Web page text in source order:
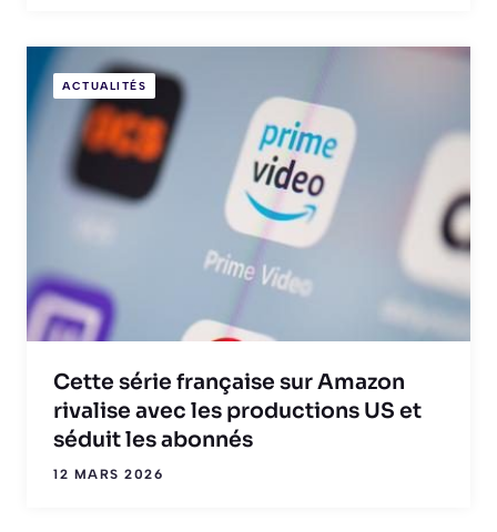
ACTUALITÉS
Cette série française sur Amazon
rivalise avec les productions US et
séduit les abonnés
12 MARS 2026